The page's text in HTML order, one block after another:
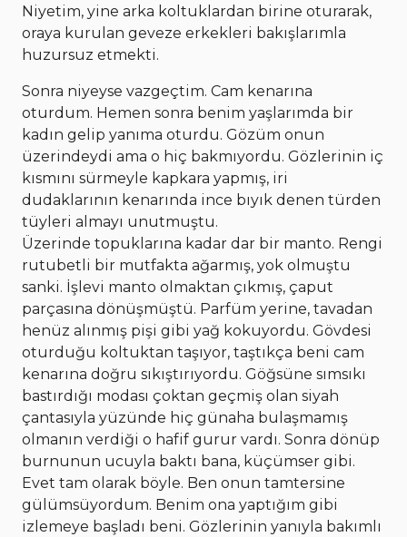
Niyetim, yine arka koltuklardan birine oturarak,
oraya kurulan geveze erkekleri bakışlarımla
huzursuz etmekti.
Sonra niyeyse vazgeçtim. Cam kenarına
oturdum. Hemen sonra benim yaşlarımda bir
kadın gelip yanıma oturdu. Gözüm onun
üzerindeydi ama o hiç bakmıyordu. Gözlerinin iç
kısmını sürmeyle kapkara yapmış, iri
dudaklarının kenarında ince bıyık denen türden
tüyleri almayı unutmuştu.
Üzerinde topuklarına kadar dar bir manto. Rengi
rutubetli bir mutfakta ağarmış, yok olmuştu
sanki. İşlevi manto olmaktan çıkmış, çaput
parçasına dönüşmüştü. Parfüm yerine, tavadan
henüz alınmış pişi gibi yağ kokuyordu. Gövdesi
oturduğu koltuktan taşıyor, taştıkça beni cam
kenarına doğru sıkıştırıyordu. Göğsüne sımsıkı
bastırdığı modası çoktan geçmiş olan siyah
çantasıyla yüzünde hiç günaha bulaşmamış
olmanın verdiği o hafif gurur vardı. Sonra dönüp
burnunun ucuyla baktı bana, küçümser gibi.
Evet tam olarak böyle. Ben onun tamtersine
gülümsüyordum. Benim ona yaptığım gibi
izlemeye başladı beni. Gözlerinin yanıyla bakımlı